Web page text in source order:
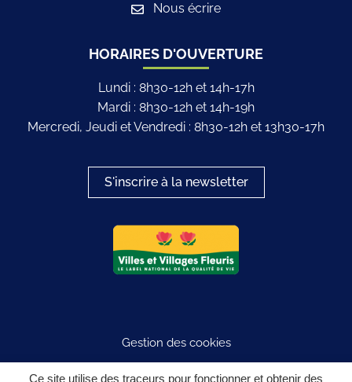
Ce site utilise des traceurs pour fonctionner et obtenir des
Nous écrire
HORAIRES D'OUVERTURE
Lundi : 8h30-12h et 14h-17h
Mardi : 8h30-12h et 14h-19h
Mercredi, Jeudi et Vendredi : 8h30-12h et 13h30-17h
S'inscrire à la newsletter
Logo du label
Gestion des cookies
Plan du site